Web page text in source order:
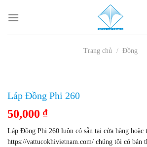
Trang chủ / Đồng
Láp Đồng Phi 260
50,000 ₫
Láp Đồng Phi 260 luôn có sẵn tại cửa hàng hoặc
https://vattucokhivietnam.com/ chúng tôi có bán